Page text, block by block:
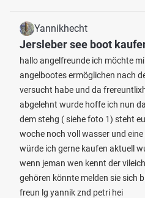
Yannikhecht
Jersleber see boot
hallo angelfreunde ich möchte
angelbootes ermöglichen nach
versucht habe und da
abgelehnt wurde hoffe ich nun
dem stehg ( siehe foto 1) steht
woche noch voll wasser und
würde ich gerne kaufen aktuell
wenn jeman wen kennt der
gehören könnte melden sie sich
freun lg yannik znd petri hei